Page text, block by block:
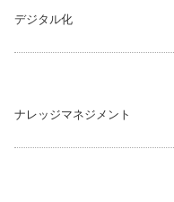
デジタル化
ナレッジマネジメント